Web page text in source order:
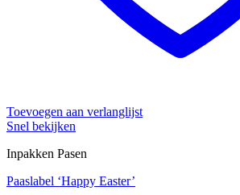
Toevoegen aan verlanglijst
Snel bekijken
Inpakken Pasen
Paaslabel ‘Happy Easter’